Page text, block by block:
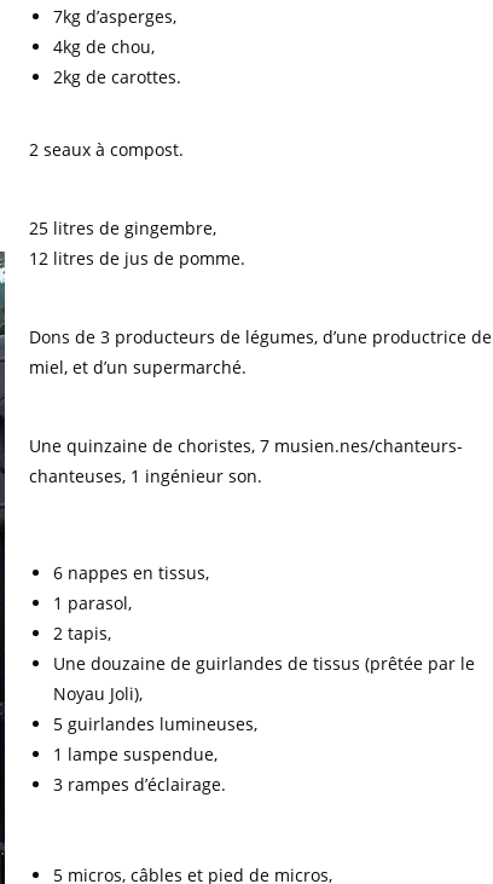
7kg d’asperges,
4kg de chou,
2kg de carottes.
2 seaux à compost.
25 litres de gingembre,
12 litres de jus de pomme.
Dons de 3 producteurs de légumes, d’une productrice de
miel, et d’un supermarché.
Une quinzaine de choristes, 7 musien.nes/chanteurs-
chanteuses, 1 ingénieur son.
6 nappes en tissus,
1 parasol,
2 tapis,
Une douzaine de guirlandes de tissus (prêtée par le
Noyau Joli),
5 guirlandes lumineuses,
1 lampe suspendue,
3 rampes d’éclairage.
5 micros, câbles et pied de micros,